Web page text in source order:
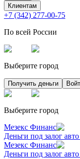
Клиентам
+7 (342) 277-00-75
По всей России
Выберите город
Получить деньги
Выберите город
Мезекс Финанс
Деньги под залог
Мезекс Финанс
Деньги под залог